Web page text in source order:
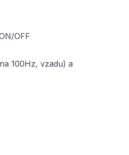
OFF
100Hz, vzadu) a